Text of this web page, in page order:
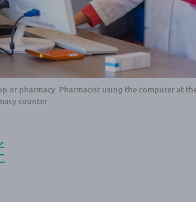
or pharmacy. Pharmacist using the computer at
counter